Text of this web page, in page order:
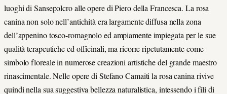
luoghi di Sansepolcro alle opere di Piero della Francesca. La rosa
canina non solo nell’antichità era largamente diffusa nella zona
dell’appenino tosco-romagnolo ed ampiamente impiegata per le sue
qualità terapeutiche ed officinali, ma ricorre ripetutamente come
simbolo floreale in numerose creazioni artistiche del grande maestro
rinascimentale. Nelle opere di Stefano Camaiti la rosa canina rivive
quindi nella sua suggestiva bellezza naturalistica, intessendo i fili di